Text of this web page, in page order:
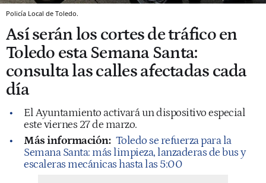
Policía Local de Toledo.
Así serán los cortes de tráfico en
Toledo esta Semana Santa:
consulta las calles afectadas cada
día
El Ayuntamiento activará un dispositivo especial
este viernes 27 de marzo.
Más información: Toledo se refuerza para la
Semana Santa: más limpieza, lanzaderas de bus y
escaleras mecánicas hasta las 5:00